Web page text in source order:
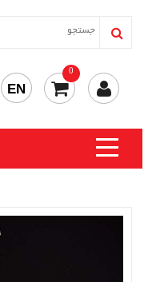
0
EN